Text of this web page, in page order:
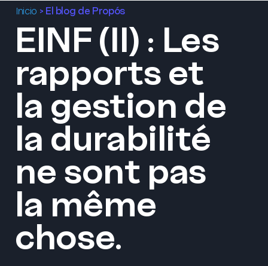
Inicio > El blog de Propós
EINF (II) : Les
rapports et
la gestion de
la durabilité
ne sont pas
la même
chose.